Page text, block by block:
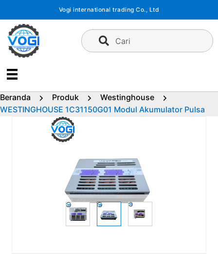
konten
Vogi international trading Co., Ltd
Cari
Beranda Produk
Westinghouse
WESTINGHOUSE 1C31150G01 Modul Akumulator Pulsa